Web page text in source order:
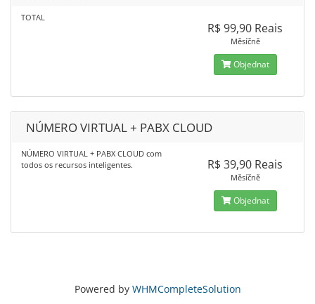
TOTAL
R$ 99,90 Reais
Měsíčně
Objednat
NÚMERO VIRTUAL + PABX CLOUD
NÚMERO VIRTUAL + PABX CLOUD com
todos os recursos inteligentes.
R$ 39,90 Reais
Měsíčně
Objednat
Powered by WHMCompleteSolution